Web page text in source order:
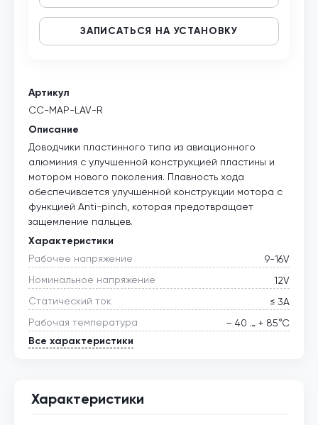
Артикул
CC-MAP-LAV-R
Описание
Доводчики пластинного типа из авиационного
алюминия с улучшенной конструкцией пластины и
мотором нового поколения. Плавность хода
обеспечивается улучшенной конструкции мотора с
функцией Anti-pinch, которая предотвращает
защемление пальцев.
Характеристики
Рабочее напряжение
9-16V
Номинальное напряжение
12V
Статический ток
≤ 3А
Рабочая температура
– 40 … + 85°С
Все характеристики
ЗАПИСАТЬСЯ НА УСТАНОВКУ
Характеристики